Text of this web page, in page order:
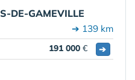
DE-GAMEVILLE
➔ 139 km
191 000 € ➔